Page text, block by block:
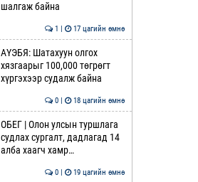
шалгаж байна
1 | 17 цагийн өмнө
АҮЭБЯ: Шатахуун олгох
хязгаарыг 100,000 төгрөгт
хүргэхээр судалж байна
0 | 18 цагийн өмнө
ОБЕГ | Олон улсын туршлага
судлах сургалт, дадлагад 14
алба хаагч хамр…
0 | 19 цагийн өмнө